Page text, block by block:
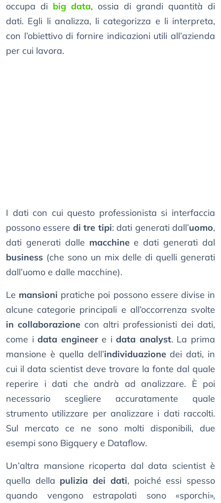
occupa di big data, ossia di grandi quantità di
dati. Egli li analizza, li categorizza e li interpreta,
con l’obiettivo di fornire indicazioni utili all’azienda
per cui lavora.
I dati con cui questo professionista si interfaccia
possono essere di tre tipi: dati generati dall’uomo,
dati generati dalle macchinee dati generati dal
business (che sono un mix delle di quelli generati
dall’uomo e dalle macchine).
Le mansioni pratiche poi possono essere divise in
alcune categorie principali e all’occorrenza svolte
in collaborazione con altri professionisti dei dati,
come idata engineere idata analyst. La prima
mansione è quella dell’individuazionedei dati, in
cui il data scientist deve trovare la fonte dal quale
reperire i dati che andrà ad analizzare. È poi
necessario scegliere accuratamente quale
strumento utilizzare per analizzare i dati raccolti.
Sul mercato ce ne sono molti disponibili, due
esempi sono Bigquery e Dataflow.
Un’altra mansione ricoperta dal data scientist è
quella della pulizia dei dati, poiché essi spesso
quando vengono estrapolati sono «sporchi»,